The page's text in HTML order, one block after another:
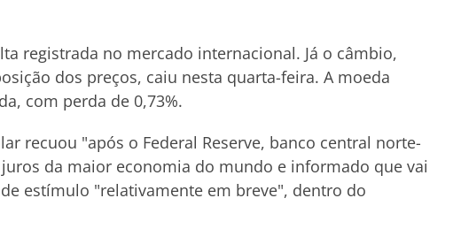
registrada no mercado internacional. Já o câmbio,
dos preços, caiu nesta quarta-feira. A moeda
com perda de 0,73%.
recuou "após o Federal Reserve, banco central norte-
da maior economia do mundo e informado que vai
estímulo "relativamente em breve", dentro do